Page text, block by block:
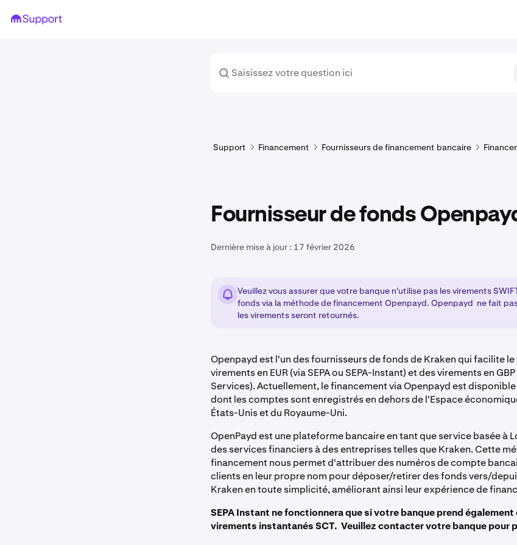
Support Financement Fournisseurs de financement bancaire
Fournisseur de fonds
Dernière mise à jour : 17 février 2026
Veuillez vous assurer que votre banque n'utilise pas les virements
fonds via la méthode de financement Openpayd. Openpayd ne fait
les virements seront retournés.
Openpayd est l'un des fournisseurs de fonds de Kraken qui facilite
virements en EUR (via SEPA ou SEPA-Instant) et des virements en
Services). Actuellement, le financement via Openpayd est
dont les comptes sont enregistrés en dehors de l'Espace
États-Unis et du Royaume-Uni.
OpenPayd est une plateforme bancaire en tant que service basée à
des services financiers à des entreprises telles que Kraken. Cette
financement nous permet d'attribuer des numéros de compte
clients en leur propre nom pour déposer/retirer des fonds vers/
Kraken en toute simplicité, améliorant ainsi leur expérience de
SEPA Instant ne fonctionnera que si votre banque prend également
virements instantanés SCT. Veuillez contacter votre banque pour